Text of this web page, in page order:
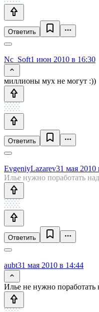
Ответить
Nc_Soft1 июн 2010 в 16:30
миллионы мух не могут :))
Ответить
EvgeniyLazarev31 мая 2010
Илье нужно поработать
Ответить
aubt31 мая 2010 в 14:44
Илье не нужно поработать